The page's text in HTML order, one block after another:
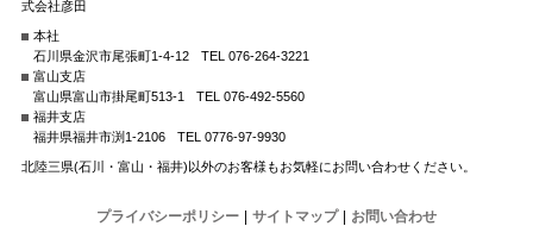
式会社彦田
本社
石川県金沢市尾張町1-4-12
TEL 076-264-3221
富山支店
富山県富山市掛尾町513-1
TEL 076-492-5560
福井支店
福井県福井市渕1-2106
TEL 0776-97-9930
北陸三県(石川・富山・福井)以外のお客様もお気軽にお問い合わせください。
プライバシーポリシー サイトマップ お問い合わせ